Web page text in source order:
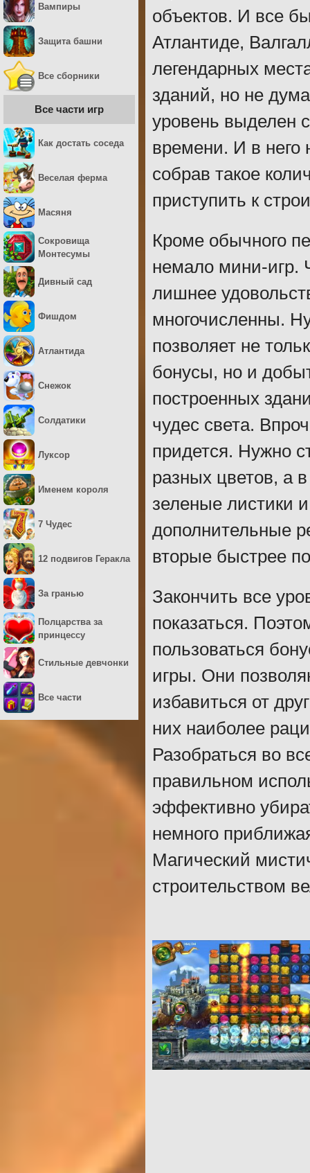
объектов. И все
Атлантиде,
легендарных
зданий, но не
уровень выделен
времени. И в него
собрав такое
приступить к
Кроме обычного
немало мини-игр.
лишнее
многочисленны.
позволяет не
бонусы, но и
построенных
чудес света.
придется. Нужно
разных цветов, а
зеленые листики
дополнительные
вторые быстрее
Закончить все
показаться.
пользоваться
игры. Они
избавиться от
них наиболее
Разобраться во
правильном
эффективно
немного
Магический
строительством
Вампиры
Защита башни
Все сборники
Все части игр
Как достать соседа
Веселая ферма
Масяня
Сокровища
Монтесумы
Дивный сад
Фишдом
Атлантида
Снежок
Солдатики
Луксор
Именем короля
7 Чудес
12 подвигов Геракла
За гранью
Полцарства за
принцессу
Стильные девчонки
Все части